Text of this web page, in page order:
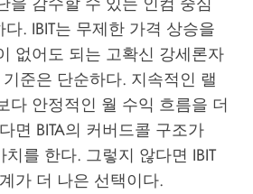
. IBIT는 무제한 가격 상승을
없어도 되는 고확신 강세론자
준은 단순하다. 지속적인 랠
다 안정적인 월 수익 흐름을 더
면 BITA의 커버드콜 구조가
를 한다. 그렇지 않다면 IBIT
가 더 나은 선택이다.